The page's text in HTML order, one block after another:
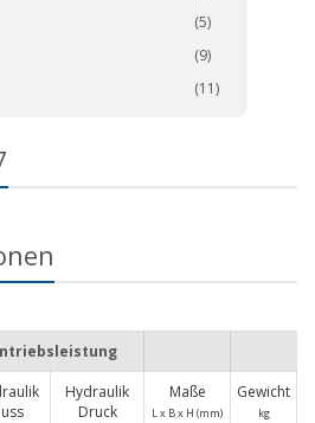
(5)
(9)
(11)
Hydraulik
Druck
Maße
L x B x H (mm)
Gewicht
kg